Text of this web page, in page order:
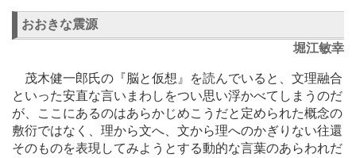
おおきな震源
堀江敏幸
茂木健一郎氏の『脳と仮想』を読んでいると、文理融合
といった安直な言いまわしをつい思い浮かべてしまうのだ
が、ここにあるのはあらかじめこうだと定められた概念の
敷衍ではなく、理から文へ、文から理へのかぎりない往還
そのものを表現してみようとする動的な言葉のあらわれだ